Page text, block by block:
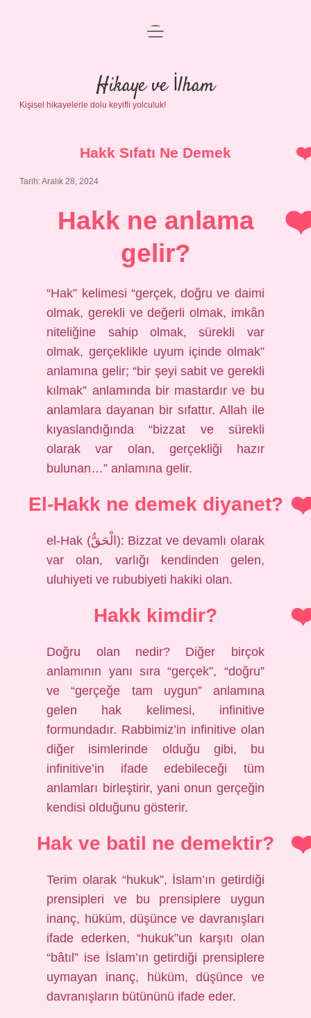
Anasayfa
Gizlilik Politikası
Yasal Uyarı
menüyü
Hikaye ve İlham
Kişisel hikayelerle dolu keyifli yolculuk!
Hakk Sıfatı Ne Demek
Tarih: Aralık 28, 2024
Hakk ne anlama
gelir?
“Hak” kelimesi “gerçek, doğru ve daimi
olmak, gerekli ve değerli olmak, imkân
niteliğine sahip olmak, sürekli var
olmak, gerçeklikle uyum içinde olmak”
anlamına gelir; “bir şeyi sabit ve gerekli
kılmak” anlamında bir mastardır ve bu
anlamlara dayanan bir sıfattır. Allah ile
kıyaslandığında “bizzat ve sürekli
olarak var olan, gerçekliği hazır
bulunan…” anlamına gelir.
El-Hakk ne demek diyanet?
el-Hak (الْحَقُّ): Bizzat ve devamlı olarak
var olan, varlığı kendinden gelen,
uluhiyeti ve rububiyeti hakiki olan.
Hakk kimdir?
Doğru olan nedir? Diğer birçok
anlamının yanı sıra “gerçek”, “doğru”
ve “gerçeğe tam uygun” anlamına
gelen hak kelimesi, infinitive
formundadır. Rabbimiz’in infinitive olan
diğer isimlerinde olduğu gibi, bu
infinitive’in ifade edebileceği tüm
anlamları birleştirir, yani onun gerçeğin
kendisi olduğunu gösterir.
Hak ve batil ne demektir?
Terim olarak “hukuk”, İslam’ın getirdiği
prensipleri ve bu prensiplere uygun
inanç, hüküm, düşünce ve davranışları
ifade ederken, “hukuk”un karşıtı olan
“bâtıl” ise İslam’ın getirdiği prensiplere
uymayan inanç, hüküm, düşünce ve
davranışların bütününü ifade eder.